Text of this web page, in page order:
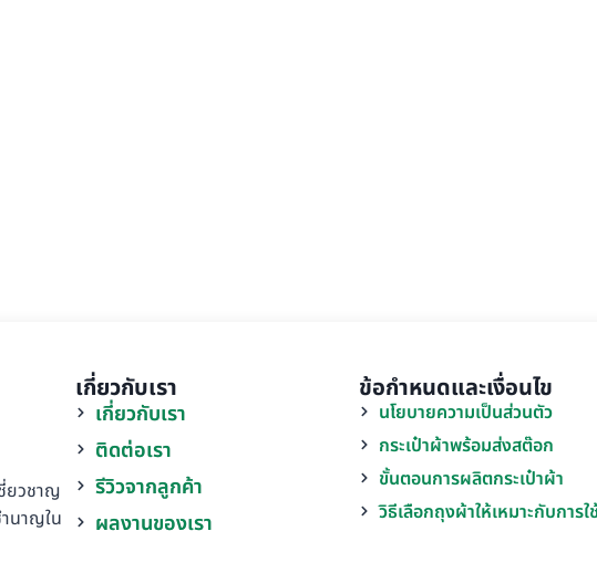
ยวชาญ
นาญใน
เกี่ยวกับเรา
เกี่ยวกับเรา
ติดต่อเรา
รีวิวจากลูกค้า
ผลงานของเรา
ข้อกำหนดและเงื่อนไข
นโยบายความเป็นส่วนตัว
กระเป๋าผ้าพร้อมส่งสต๊อก
ขั้นตอนการผลิตกระเป๋าผ้า
วิธีเลือกถุงผ้าให้เหมาะกับการใ